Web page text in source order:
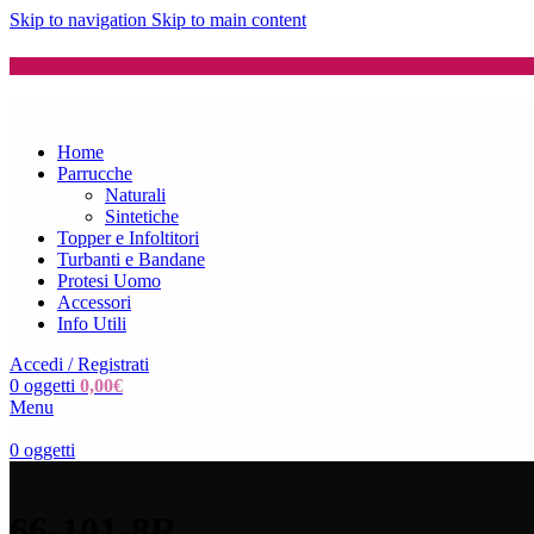
Skip to navigation Skip to main content
Home
Parrucche
Naturali
Sintetiche
Topper e Infoltitori
Turbanti e Bandane
Protesi Uomo
Accessori
Info Utili
Accedi / Registrati
0 oggetti 0,00€
Menu
0 oggetti